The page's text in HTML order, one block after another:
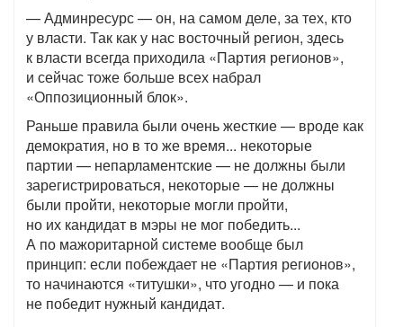
— Админресурс — он, на самом деле, за тех, кто
у власти. Так как у нас восточный регион, здесь
к власти всегда приходила «Партия регионов»,
и сейчас тоже больше всех набрал
«Оппозиционный блок».
Раньше правила были очень жесткие — вроде как
демократия, но в то же время... некоторые
партии — непарламентские — не должны были
зарегистрироваться, некоторые — не должны
были пройти, некоторые могли пройти,
но их кандидат в мэры не мог победить...
А по мажоритарной системе вообще был
принцип: если побеждает не «Партия регионов»,
то начинаются «титушки», что угодно — и пока
не победит нужный кандидат.